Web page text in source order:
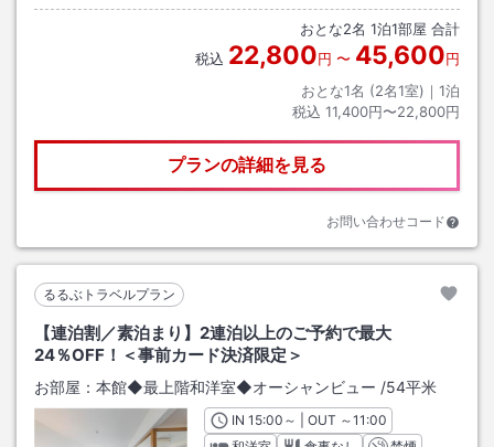
おとな2名 1泊1部屋 合計
税込 22,800円 〜 45,600円
おとな1名 (2名1室)｜ 1泊
税込 11,400円〜22,800円
プランの詳細を見る
お問い合わせコード
るるぶトラベルプラン
【連泊割／素泊まり】2連泊以上のご予約で最大
24％OFF！＜事前カード決済限定＞
お部屋： 本館◆最上階和洋室◆オーシャンビュー /54平米
INチェックイン
15:00 ～ | OUT チェックアウト
～11:00